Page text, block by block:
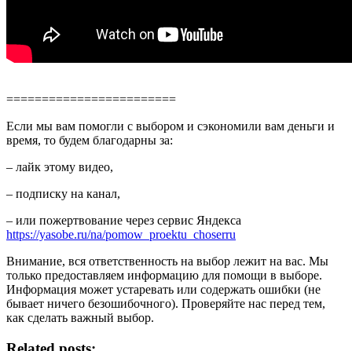
========================
Если мы вам помогли с выбором и сэкономили вам деньги и
время, то будем благодарны за:
– лайк этому видео,
– подписку на канал,
– или пожертвование через сервис Яндекса
https://yasobe.ru/na/pomow_proektu_choserru
Внимание, вся ответственность на выбор лежит на вас. Мы
только предоставляем информацию для помощи в выборе.
Информация может устаревать или содержать ошибки (не
бывает ничего безошибочного). Проверяйте нас перед тем,
как сделать важный выбор.